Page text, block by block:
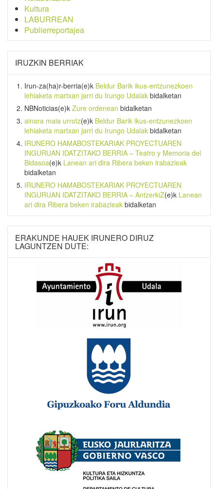
Kultura
LABURREAN
Publierreportajea
IRUZKIN BERRIAK
Irun-za(ha)r-berria(e)k Beldur Barik ikus-entzunezkoen
lehiaketa martxan jarri du Irungo Udalak bidalketan
NBNoticias(e)k Zure ordenean bidalketan
ainara maia urrotz(e)k Beldur Barik ikus-entzunezkoen
lehiaketa martxan jarri du Irungo Udalak bidalketan
IRUNERO HAMABOSTEKARIAK PROYECTUAREN
INGURUAN IDATZITAKO BERRIA – Teatro y Memoria del
Bidasoa(e)k Lanean ari dira Ribera beken irabazleak
bidalketan
IRUNERO HAMABOSTEKARIAK PROYECTUAREN
INGURUAN IDATZITAKO BERRIA – AntzerkiZ(e)k Lanean
ari dira Ribera beken irabazleak bidalketan
ERAKUNDE HAUEK IRUNERO DIRUZ
LAGUNTZEN DUTE: